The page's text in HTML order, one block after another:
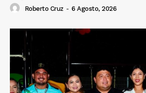
Roberto Cruz - 6 Agosto, 2026